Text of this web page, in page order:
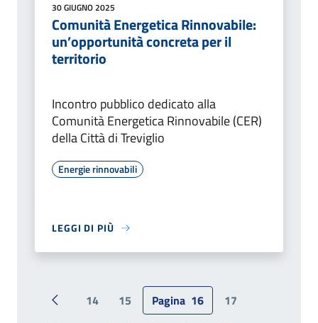
30 GIUGNO 2025
Comunità Energetica Rinnovabile:
un’opportunità concreta per il
territorio
Incontro pubblico dedicato alla
Comunità Energetica Rinnovabile (CER)
della Città di Treviglio
Energie rinnovabili
LEGGI DI PIÙ
Pagina precedente
14 15 Pagina 16
17